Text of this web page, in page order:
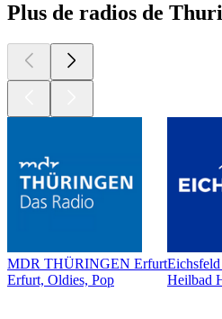
Plus de radios de
MDR THÜRINGEN Erfurt
Erfurt, Oldies, Pop
Heilbad